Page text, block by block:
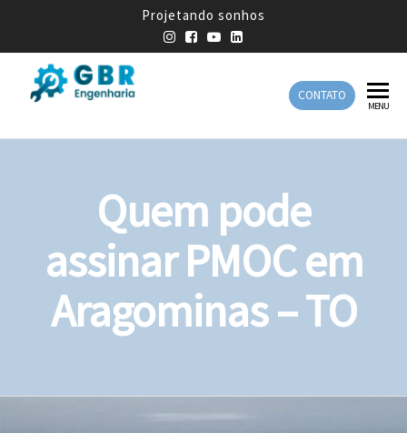
Projetando sonhos
Engenharia
Engenharia
CONTATO
MENU
Quem pode
assinar PMOC em
Aragominas – TO